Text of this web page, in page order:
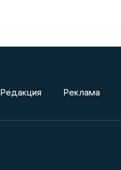
Редакция Реклама